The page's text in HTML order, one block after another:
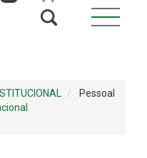
Pessoal